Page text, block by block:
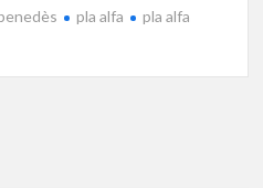
pla alfa
pla alfa